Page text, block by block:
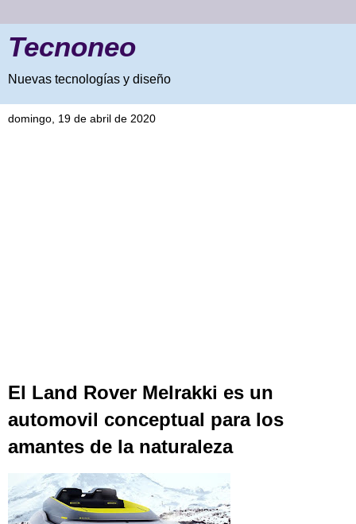
Tecnoneo
Nuevas tecnologías y diseño
domingo, 19 de abril de 2020
El Land Rover Melrakki es un
automovil conceptual para los
amantes de la naturaleza